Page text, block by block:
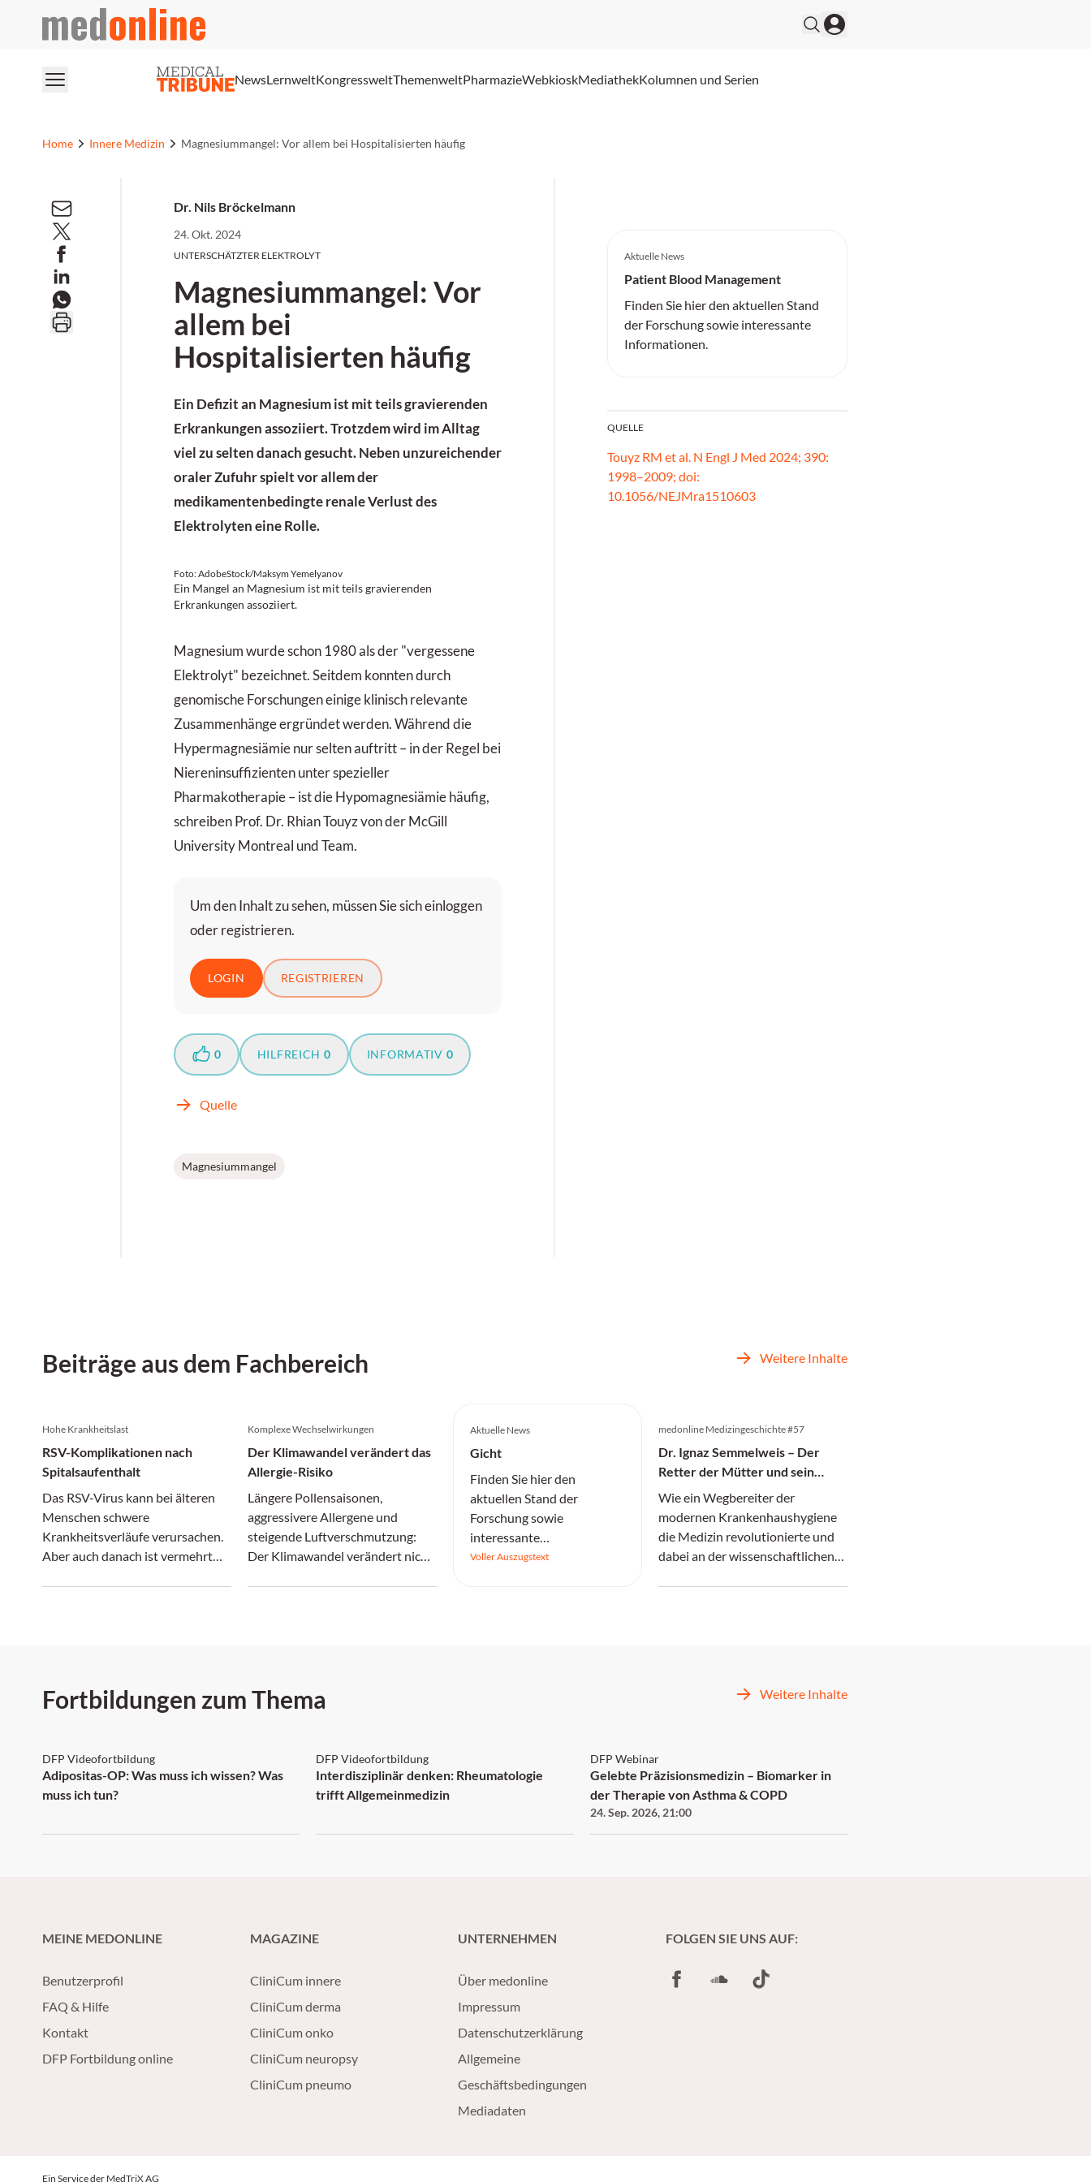
medonline
NewsLernweltKongressweltThemenweltPharmazieWebkioskMediathekKolumnen und Serien
Home Innere Medizin Magnesiummangel: Vor allem bei Hospitalisierten häufig
Dr. Nils Bröckelmann
24. Okt. 2024
UNTERSCHÄTZTER ELEKTROLYT
Magnesiummangel: Vor
allem bei
Hospitalisierten häufig
Ein Defizit an Magnesium ist mit teils gravierenden
Erkrankungen assoziiert. Trotzdem wird im Alltag
viel zu selten danach gesucht. Neben unzureichender
oraler Zufuhr spielt vor allem der
medikamentenbedingte renale Verlust des
Elektrolyten eine Rolle.
Foto: AdobeStock/Maksym Yemelyanov
Ein Mangel an Magnesium ist mit teils gravierenden
Erkrankungen assoziiert.
Magnesium wurde schon 1980 als der "vergessene
Elektrolyt" bezeichnet. Seitdem konnten durch
genomische Forschungen einige klinisch relevante
Zusammenhänge ergründet werden. Während die
Hypermagnesiämie nur selten auftritt – in der Regel bei
Niereninsuffizienten unter spezieller
Pharmakotherapie – ist die Hypomagnesiämie häufig,
schreiben Prof. Dr. Rhian Touyz von der McGill
University Montreal und Team.
Um den Inhalt zu sehen, müssen Sie sich einloggen
oder registrieren.
LOGIN REGISTRIEREN
0 HILFREICH 0 INFORMATIV 0
Quelle
Magnesiummangel
Aktuelle News
Patient Blood Management
Finden Sie hier den aktuellen Stand
der Forschung sowie interessante
Informationen.
QUELLE
Touyz RM et al. N Engl J Med 2024; 390:
1998–2009; doi:
10.1056/NEJMra1510603
Beiträge aus dem Fachbereich Weitere Inhalte
Hohe Krankheitslast
RSV-Komplikationen nach
Spitalsaufenthalt
Das RSV-Virus kann bei älteren
Menschen schwere
Krankheitsverläufe verursachen.
Aber auch danach ist vermehrt
Komplexe Wechselwirkungen
Der Klimawandel verändert das
Allergie-Risiko
Längere Pollensaisonen,
aggressivere Allergene und
steigende Luftverschmutzung:
Der Klimawandel verändert nicht
Aktuelle News
Gicht
Finden Sie hier den
aktuellen Stand der
Forschung sowie
interessante
Informationen.
Voller Auszugstext
medonline Medizingeschichte #57
Dr. Ignaz Semmelweis – Der
Retter der Mütter und sein
gewaltsamer Tod in der
Irrenanstalt
Wie ein Wegbereiter der
modernen Krankenhaushygiene
die Medizin revolutionierte und
dabei an der wissenschaftlichen
Fortbildungen zum Thema Weitere Inhalte
DFP: 2 Punkte
DFP Videofortbildung
Adipositas-OP: Was muss ich wissen? Was
muss ich tun?
DFP Videofortbildung
Interdisziplinär denken: Rheumatologie
trifft Allgemeinmedizin
DFP Webinar
Gelebte Präzisionsmedizin – Biomarker in
der Therapie von Asthma & COPD
24. Sep. 2026, 21:00
MEINE MEDONLINE
Benutzerprofil
FAQ & Hilfe
Kontakt
DFP Fortbildung online
MAGAZINE
CliniCum innere
CliniCum derma
CliniCum onko
CliniCum neuropsy
CliniCum pneumo
UNTERNEHMEN
Über medonline
Impressum
Datenschutzerklärung
Allgemeine
Geschäftsbedingungen
Mediadaten
FOLGEN SIE UNS AUF:
FacebookSoundCloud
TikTok
Ein Service der MedTriX AG